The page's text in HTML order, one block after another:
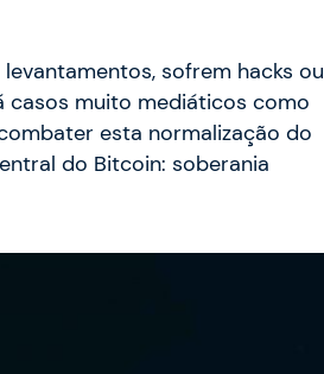
sofrem hacks ou
casos muito mediáticos como
esta normalização do
do Bitcoin: soberania